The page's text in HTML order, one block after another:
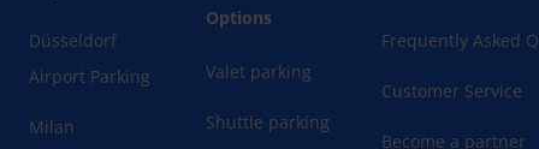
Düsseldorf
Airport Parking
Milan
Options
Valet parking
Shuttle parking
Frequently Asked
Customer Service
Become a partner